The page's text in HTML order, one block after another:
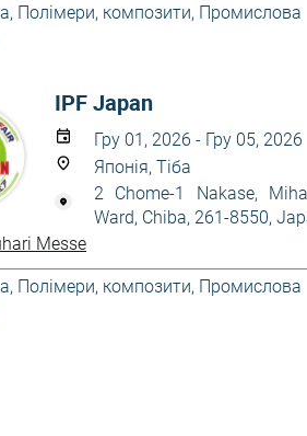
, Полімери, композити, Промислова
IPF Japan
Гру 01, 2026 - Гру 05, 2026
Японія, Тіба
2 Chome-1 Nakase,
Ward, Chiba, 261-8550,
Messe
, Полімери, композити, Промислова